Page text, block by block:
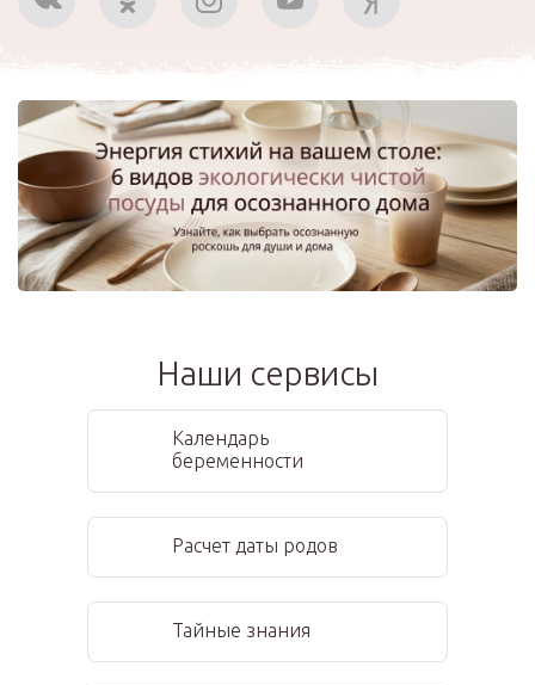
Наши сервисы
Календарь
беременности
Расчет даты родов
Тайные знания